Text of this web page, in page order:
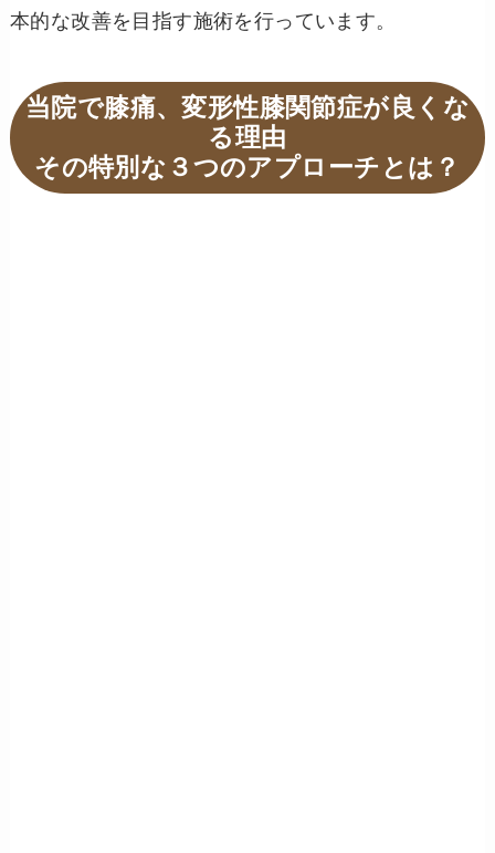
本的な改善を目指す施術を行っています。
当院で膝痛、変形性膝関節症が良くな
る理由
その特別な３つのアプローチとは？